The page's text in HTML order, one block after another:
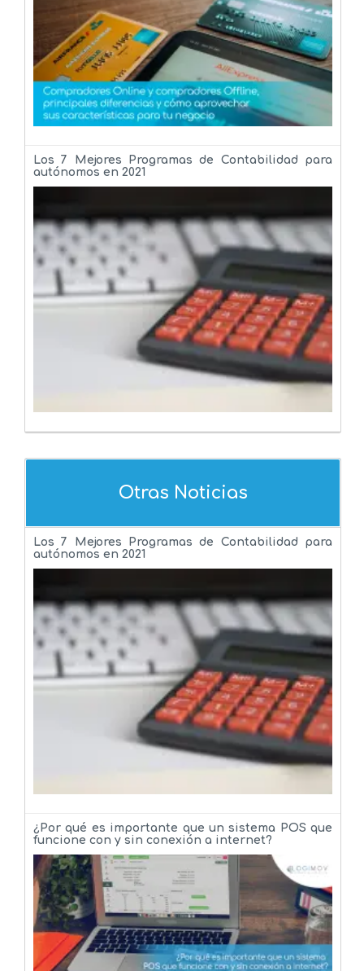
Los 7 Mejores Programas de Contabilidad para
autónomos en 2021
Otras Noticias
Los 7 Mejores Programas de Contabilidad para
autónomos en 2021
¿Por qué es importante que un sistema POS que
funcione con y sin conexión a internet?